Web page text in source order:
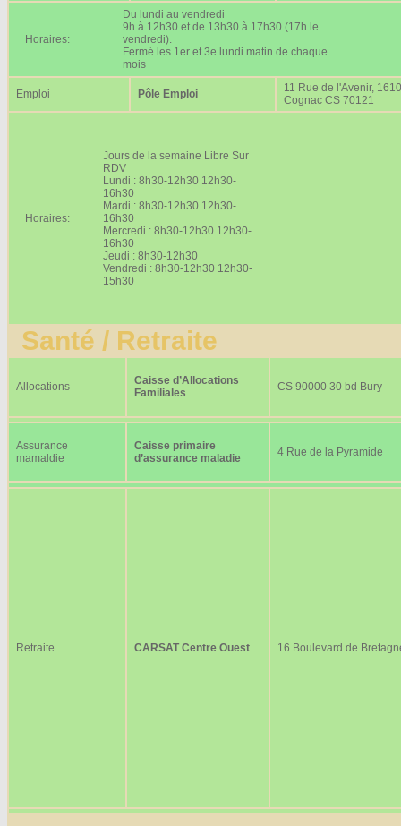
Horaires:
Du lundi au vendredi
9h à 12h30 et de 13h30 à 17h30 (17h le
vendredi).
Fermé les 1er et 3e lundi matin de chaque
mois
Emploi Pôle Emploi
11 Rue de l'Avenir,
Cognac CS 70121
Horaires:
Jours de la semaine Libre Sur
RDV
Lundi : 8h30-12h30 12h30-
16h30
Mardi : 8h30-12h30 12h30-
16h30
Mercredi : 8h30-12h30 12h30-
16h30
Jeudi : 8h30-12h30
Vendredi : 8h30-12h30 12h30-
15h30
Santé / Retraite
Allocations
Caisse d’Allocations
Familiales
CS 90000 30 bd Bury
Assurance
mamaldie
Caisse primaire
d’assurance maladie
4 Rue de la Pyramide
Retraite CARSAT Centre Ouest 16 Boulevard de